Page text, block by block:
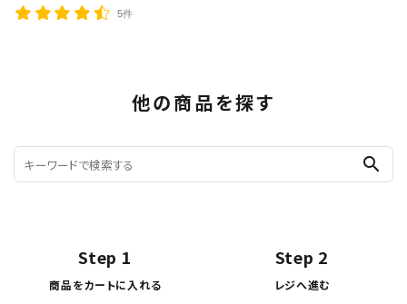
5件
他の商品を探す
search
Step 1
商品をカートに入れる
Step 2
レジへ進む